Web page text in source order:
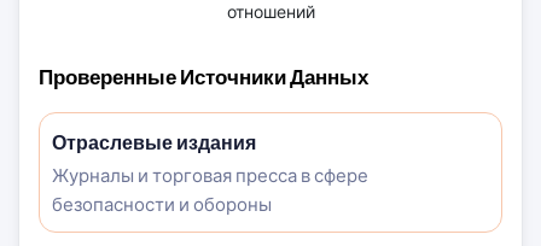
отношений
Проверенные Источники Данных
Отраслевые издания
Журналы и торговая пресса в сфере
безопасности и обороны